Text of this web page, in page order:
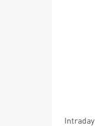
Intraday